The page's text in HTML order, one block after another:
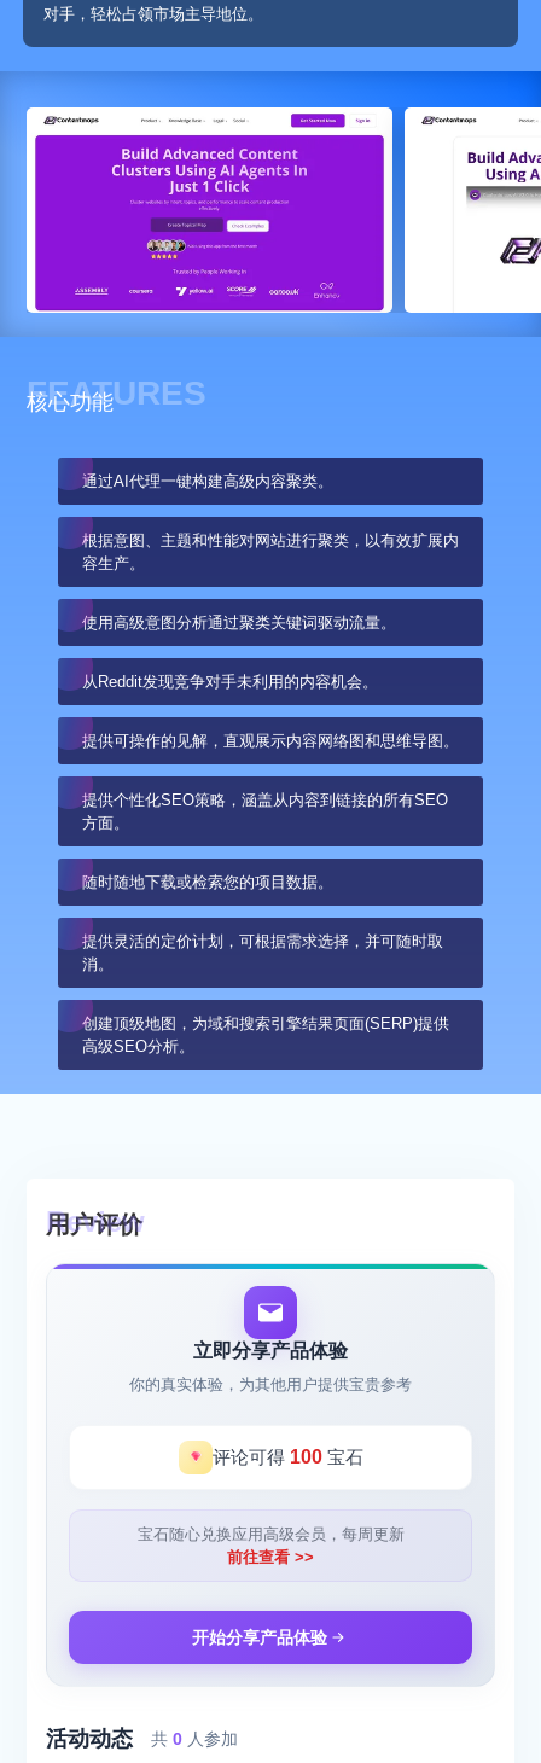
对手，轻松占领市场主导地位。
FEATURES
核心功能
通过AI代理一键构建高级内容聚类。
根据意图、主题和性能对网站进行聚类，以有效扩展内
容生产。
使用高级意图分析通过聚类关键词驱动流量。
从Reddit发现竞争对手未利用的内容机会。
提供可操作的见解，直观展示内容网络图和思维导图。
提供个性化SEO策略，涵盖从内容到链接的所有SEO
方面。
随时随地下载或检索您的项目数据。
提供灵活的定价计划，可根据需求选择，并可随时取
消。
创建顶级地图，为域和搜索引擎结果页面(SERP)提供
高级SEO分析。
用户评价
立即分享产品体验
你的真实体验，为其他用户提供宝贵参考
评论可得 100宝石
宝石随心兑换应用高级会员，每周更新
前往查看 >>
开始分享产品体验
活动动态 共0 人参加